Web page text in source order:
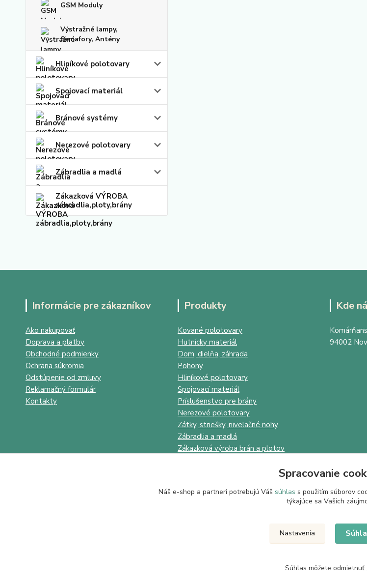
GSM Moduly
Výstražné lampy,
Semafory, Antény
Hliníkové polotovary
Spojovací materiál
Bránové systémy
Nerezové polotovary
Zábradlia a madlá
Zákazková VÝROBA
zábradlia,ploty,brány
Informácie pre zákazníkov
Ako nakupovať
Doprava a platby
Obchodné podmienky
Ochrana súkromia
Odstúpenie od zmluvy
Reklamačný formulár
Kontakty
Produkty
Kované polotovary
Hutnícky materiál
Dom, dielňa, záhrada
Pohony
Hliníkové polotovary
Spojovací materiál
Príslušenstvo pre brány
Nerezové polotovary
Zátky, striešky, nivelačné nohy
Zábradlia a madlá
Zákazková výroba brán a plotov
Kde
94002
Upravit sběr cookies.
Spracovanie
Náš e-shop a partneri potrebujú Váš súhlas s použitím súborov
týkajúce sa Vašich
Nastavenia
Súhlas môžete odmietnuť